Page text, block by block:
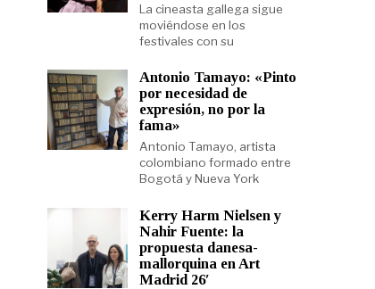
La cineasta gallega sigue
moviéndose en los
festivales con su
Antonio Tamayo: «Pinto
por necesidad de
expresión, no por la
fama»
Antonio Tamayo, artista
colombiano formado entre
Bogotá y Nueva York
Kerry Harm Nielsen y
Nahir Fuente: la
propuesta danesa-
mallorquina en Art
Madrid 26′